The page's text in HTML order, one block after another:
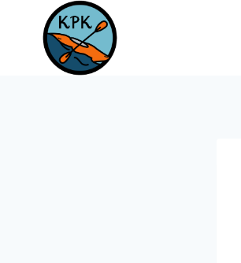
content